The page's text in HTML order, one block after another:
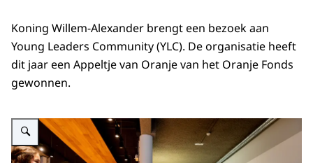
Koning Willem-Alexander brengt een bezoek aan
Young Leaders Community (YLC). De organisatie heeft
dit jaar een Appeltje van Oranje van het Oranje Fonds
gewonnen.
Vergroot afbeelding Koning Willem-Alexander brengt een bezoek aan